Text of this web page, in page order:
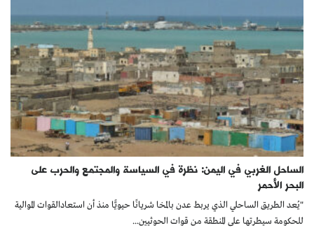
الساحل الغربي في اليمن: نظرة في السياسة والمجتمع والحرب على
البحر الأحمر
"يُعد الطريق الساحلي الذي يربط عدن بالمخا شريانًا حيويًّا منذ أن استعادالقوات الموالية
للحكومة سيطرتها على المنطقة من قوات الحوثيين...